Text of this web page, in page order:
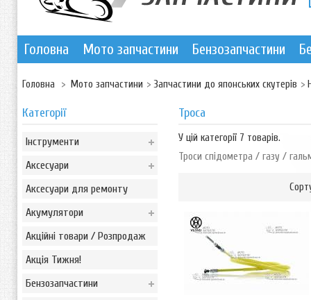
Головна Мото запчастини Бензозапчастини
Головна > Мото запчастини > Запчастини до японських скутерів >
Категорії
Інструменти
Аксесуари
Аксесуари для ремонту
Акумулятори
Акційні товари / Розпродаж
Акція Тижня!
Бензозапчастини
Троса
У цій категорії 7 товарів.
Троси спідометра / газу /